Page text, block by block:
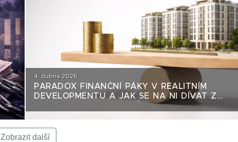
4. dubna 2026
PARADOX FINANČNÍ PÁKY V REALITNÍM
DEVELOPMENTU A JAK SE NA NI DÍVAT Z
POHLEDU DLUHOPISOVÉHO INVESTORA
Zobrazit další